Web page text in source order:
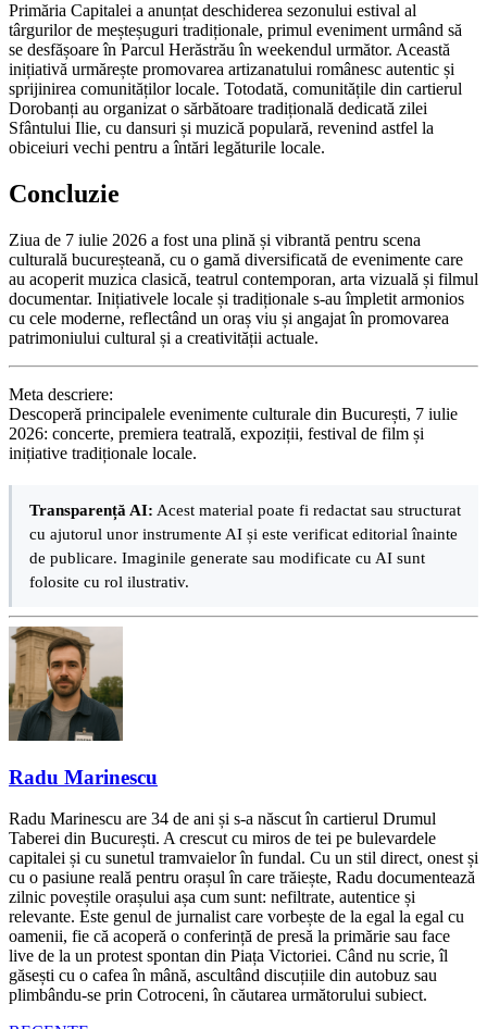
Primăria Capitalei a anunțat deschiderea sezonului estival al
târgurilor de meșteșuguri tradiționale, primul eveniment urmând să
se desfășoare în Parcul Herăstrău în weekendul următor. Această
inițiativă urmărește promovarea artizanatului românesc autentic și
sprijinirea comunităților locale. Totodată, comunitățile din cartierul
Dorobanți au organizat o sărbătoare tradițională dedicată zilei
Sfântului Ilie, cu dansuri și muzică populară, revenind astfel la
obiceiuri vechi pentru a întări legăturile locale.
Concluzie
Ziua de 7 iulie 2026 a fost una plină și vibrantă pentru scena
culturală bucureșteană, cu o gamă diversificată de evenimente care
au acoperit muzica clasică, teatrul contemporan, arta vizuală și filmul
documentar. Inițiativele locale și tradiționale s-au împletit armonios
cu cele moderne, reflectând un oraș viu și angajat în promovarea
patrimoniului cultural și a creativității actuale.
Meta descriere:
Descoperă principalele evenimente culturale din București, 7 iulie
2026: concerte, premiera teatrală, expoziții, festival de film și
inițiative tradiționale locale.
Transparență AI: Acest material poate fi redactat sau structurat
cu ajutorul unor instrumente AI și este verificat editorial înainte
de publicare. Imaginile generate sau modificate cu AI sunt
folosite cu rol ilustrativ.
Radu Marinescu
Radu Marinescu are 34 de ani și s-a născut în cartierul Drumul
Taberei din București. A crescut cu miros de tei pe bulevardele
capitalei și cu sunetul tramvaielor în fundal. Cu un stil direct, onest și
cu o pasiune reală pentru orașul în care trăiește, Radu documentează
zilnic poveștile orașului așa cum sunt: nefiltrate, autentice și
relevante. Este genul de jurnalist care vorbește de la egal la egal cu
oamenii, fie că acoperă o conferință de presă la primărie sau face
live de la un protest spontan din Piața Victoriei. Când nu scrie, îl
găsești cu o cafea în mână, ascultând discuțiile din autobuz sau
plimbându-se prin Cotroceni, în căutarea următorului subiect.